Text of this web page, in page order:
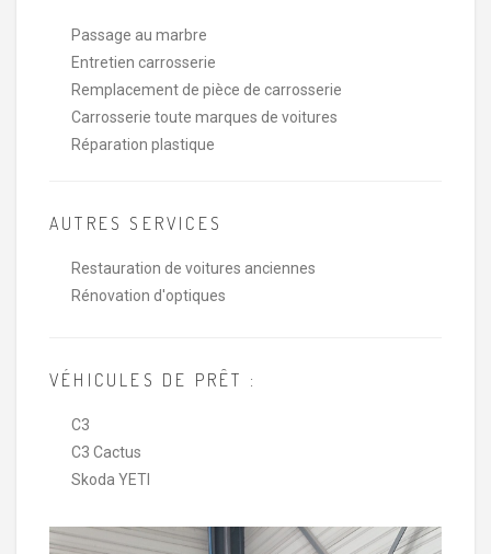
Passage au marbre
Entretien carrosserie
Remplacement de pièce de carrosserie
Carrosserie toute marques de voitures
Réparation plastique
AUTRES SERVICES
Restauration de voitures anciennes
Rénovation d'optiques
VÉHICULES DE PRÊT :
C3
C3 Cactus
Skoda YETI